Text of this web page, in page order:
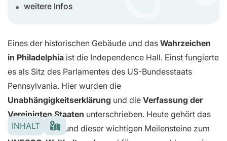
weitere Infos
Eines der historischen Gebäude und das Wahrzeichen
in Philadelphia ist die Independence Hall. Einst fungierte
es als Sitz des Parlamentes des US-Bundesstaats
Pennsylvania. Hier wurden die
Unabhängigkeitserklärung und die Verfassung der
Vereinigten Staaten unterschrieben. Heute gehört das
Gebäude aufgrund dieser wichtigen Meilensteine zum
INHALT